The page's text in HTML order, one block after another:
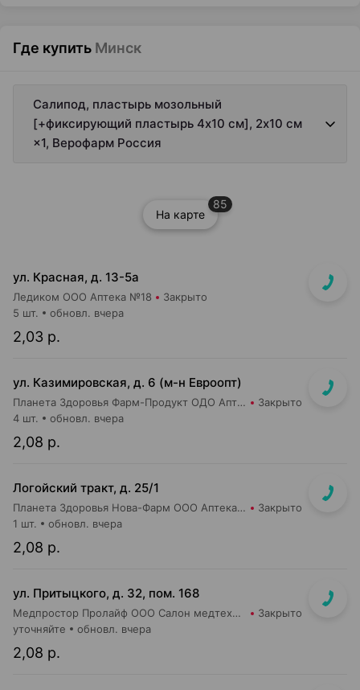
Где купить Минск
Салипод, пластырь мозольный
[+фиксирующий пластырь 4х10 см], 2х10 см
×1, Верофарм Россия
На карте
85
ул. Красная, д. 13-5а
Ледиком ООО Аптека №18 Закрыто
2,03 р.
5 шт. обновл. вчера
ул. Казимировская, д. 6 (м-н Евроопт)
Планета Здоровья Фарм-Продукт ОДО Аптека №7 Закрыто
2,08 р.
4 шт. обновл. вчера
Логойский тракт, д. 25/1
Планета Здоровья Нова-Фарм ООО Аптека №1 Закрыто
2,08 р.
1 шт. обновл. вчера
ул. Притыцкого, д. 32, пом. 168
Медпростор Пролайф ООО Салон медтехники и ортопедии №52 Закрыто
2,08 р.
уточняйте обновл. вчера